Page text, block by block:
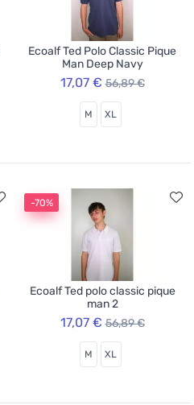
Ecoalf Ted Polo Classic Pique
Man Deep Navy
17,07 € 56,89 €
M XL
-70%
Ecoalf Ted polo classic pique
man 2
17,07 € 56,89 €
M XL